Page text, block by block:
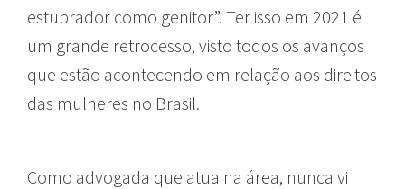
estuprador como genitor”. Ter isso em 2021 é
um grande retrocesso, visto todos os avanços
que estão acontecendo em relação aos direitos
das mulheres no Brasil.
Como advogada que atua na área, nunca vi